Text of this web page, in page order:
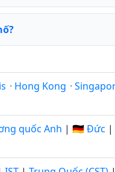
· Hong Kong ·
quốc Anh | 🇩🇪 Đức |